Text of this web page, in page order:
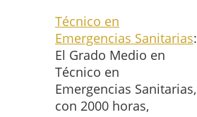
Técnico en
Emergencias Sanitarias:
El Grado Medio en
Técnico en
Emergencias Sanitarias,
con 2000 horas,